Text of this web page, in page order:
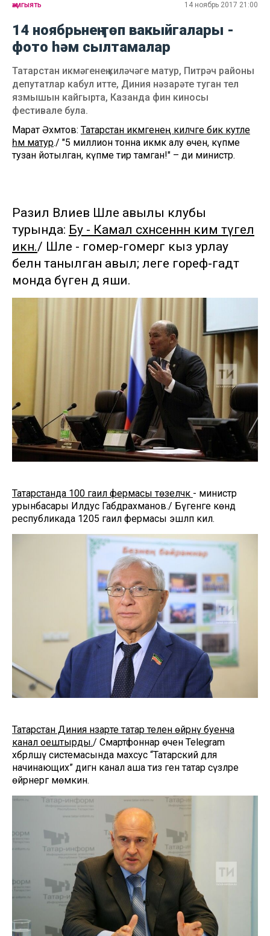
җәмгыять 14 ноябрь 2017 21:00
14 ноябрьнең төп вакыйгалары -
фото һәм сылтамалар
Татарстан икмәгенең киләчәге матур, Питрәч районы
депутатлар кабул итте, Диния нәзарәте туган тел
язмышын кайгырта, Казанда фин киносы
фестивале була.
Марат Әхмәтов: Татарстан икмәгенең киләчәге бик куәтле
һәм матур./ "5 миллион тонна икмәк алу өчен, күпме
тузан йотылган, күпме тир тамган!" – ди министр.
Разил Вәлиев Шәле авылы клубы
турында: Бу - Камал сәхнәсеннән ким түгел
икән./ Шәле - гомер-гомергә кыз урлау
белән танылган авыл; әлеге гореф-гадәт
монда бүген дә яши.
Татарстанда 100 гаилә фермасы төзеләчәк - министр
урынбасары Илдус Габдрахманов./ Бүгенге көндә
республикада 1205 гаилә фермасы эшләп килә.
Татарстан Диния нәзарәте татар телен өйрәнү буенча
канал оештырды./ Смартфоннар өчен Telеgram
хәбәрләшү системасында махсус “Татарский для
начинающих” дигән канал аша тиз генә татар сүзләре
өйрәнергә мөмкин.